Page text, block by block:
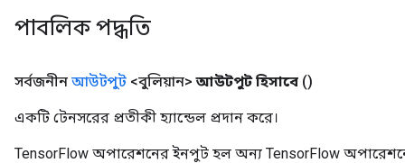
পাবলিক পদ্ধতি
সর্বজনীন আউটপুট <বুলিয়ান> আউটপুট হিসাবে ()
একটি টেনসরের প্রতীকী হ্যান্ডেল প্রদান করে।
TensorFlow অপারেশনের ইনপুট হল অন্য TensorFlow